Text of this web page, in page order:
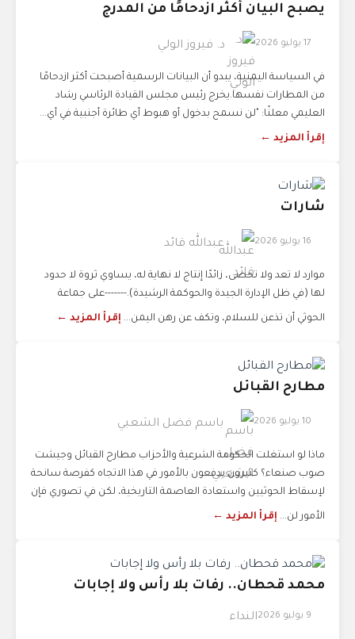
يصبح البيان أكثر ازدحامًا من المدرج
17 يوليو 2026 د. فيروز الولي
في السياسة اليمنية، يبدو أن البيانات الرسمية أصبحت أكثر ازدحامًا
من المطارات نفسها.يخرج رئيس مجلس القيادة الرئاسي رشاد
العليمي معلنًا: "لن نسمح بدخول أو هبوط أي طائرة أجنبية في أي...
إقرأ المزيد ←
شارات
16 يوليو 2026 عبدالله قائد
موارد لا تعد ولا تحصى، زائدًا إنتاج لا نهاية له، يساوي ثروة لا حدود
لها (في ظل الإدارة الجيدة والحوكمة الرشيدة).-------على جماعة
الحوثي أن تذعن للسلام، وتكف عن رهن اليمن... إقرأ المزيد ←
مطارح القبائل
10 يوليو 2026 باسم فضل الشعبي
ماذا لو استغلت الحكومة الشرعية والأحزاب مطارح القبائل وجيشت
صوب صنعاء؟ كثيرون يدفعون بالأمور في هذا الاتجاه كفرصة سانحة
لإسقاط الحوثيين واستعادة العاصمة التاريخية، لكن في تصوري فإن
الأمور لن... إقرأ المزيد ←
محمد قحطان.. رفات بلا رأس ولا إجابات
9 يوليو 2026 النداء